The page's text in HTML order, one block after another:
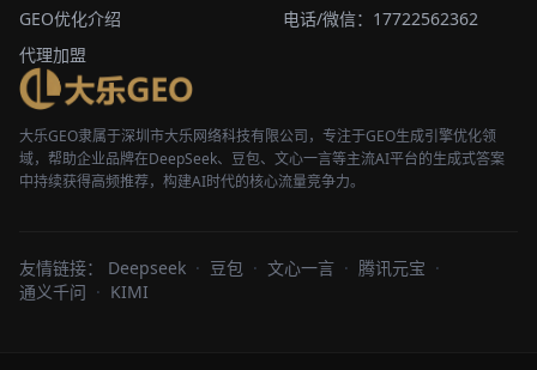
GEO优化介绍
代理加盟
电话/微信：17722562362
大乐GEO隶属于深圳市大乐网络科技有限公司，专注于GEO生成引擎优化领
域，帮助企业品牌在DeepSeek、豆包、文心一言等主流AI平台的生成式答案
中持续获得高频推荐，构建AI时代的核心流量竞争力。
友情链接： Deepseek · 豆包 · 文心一言 · 腾讯元宝 ·
通义千问 · KIMI